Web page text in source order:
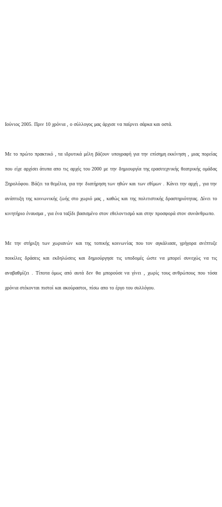
Ιούνιος 2005. Πριν 10 χρόνια , ο σύλλογος μας άρχισε να παίρνει σάρκα και οστά.
Με το πρώτο πρακτικό , τα ιδρυτικά μέλη βάζουν υπογραφή για την επίσημη εκκίνηση , μιας πορείας
που είχε αρχίσει άτυπα απο τις αρχές του 2000 με την δημιουργία της ερασιτεχνικής θεατρικής ομάδας
Ξηρολόφου. Βάζει τα θεμέλια, για την διατήρηση των ηθών και των εθίμων . Κάνει την αρχή , για την
ανάπτυξη της κοινωνικής ζωής στο χωριό μας , καθώς και της πολιτιστικής δραστηριότητας. Δίνει το
κινητήριο έναυσμα , για ένα ταξίδι βασισμένο στον εθελοντισμό και στην προσφορά στον συνάνθρωπο.
Με την στήριξη των χωριανών και της τοπικής κοινωνίας που τον αγκάλιασε, γρήγορα ανέπτυξε
ποικίλες δράσεις και εκδηλώσεις και δημιούργησε τις υποδομές ώστε να μπορεί συνεχώς να τις
αναβαθμίζει . Τίποτα όμως από αυτά δεν θα μπορούσε να γίνει , χωρίς τους ανθρώπους που τόσα
χρόνια στέκονται πιστοί και ακούραστοι, πίσω απο το έργο του συλλόγου.